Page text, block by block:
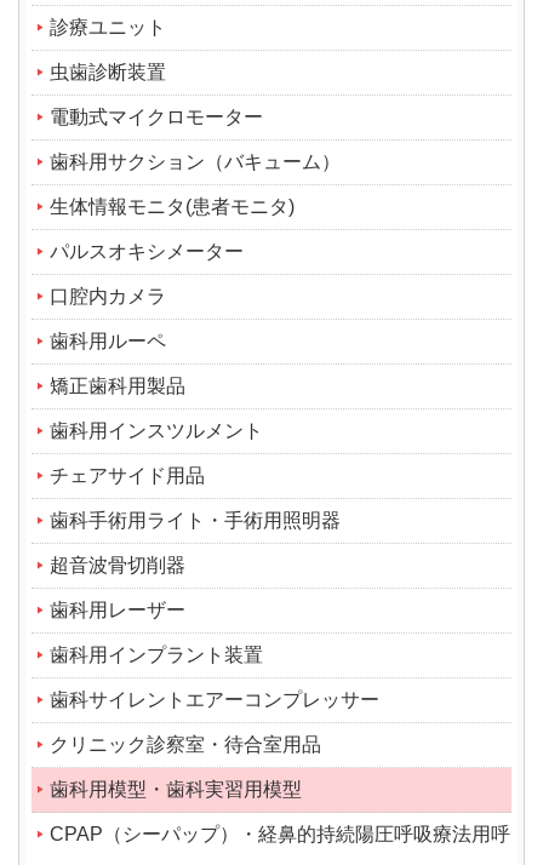
診療ユニット
虫歯診断装置
電動式マイクロモーター
歯科用サクション（バキューム）
生体情報モニタ(患者モニタ)
パルスオキシメーター
口腔内カメラ
歯科用ルーペ
矯正歯科用製品
歯科用インスツルメント
チェアサイド用品
歯科手術用ライト・手術用照明器
超音波骨切削器
歯科用レーザー
歯科用インプラント装置
歯科サイレントエアーコンプレッサー
クリニック診察室・待合室用品
歯科用模型・歯科実習用模型
CPAP（シーパップ）・経鼻的持続陽圧呼吸療法用呼